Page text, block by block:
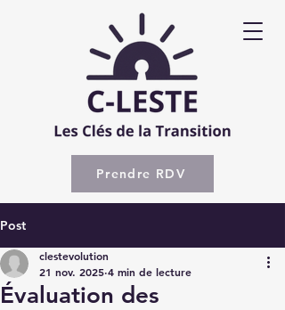
Prendre RDV
Post
Évaluation des
clestevolution
21 nov. 2025 4 min de lecture